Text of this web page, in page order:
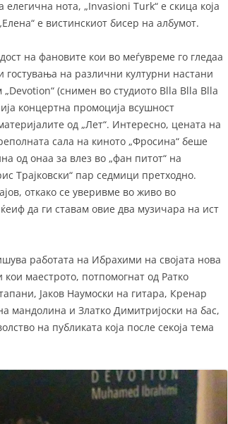
елегична нота, „Invasioni Turk“ е скица која
е вистинскиот бисер на албумот.
на фановите кои во меѓувреме го гледаа
на различни културни настани
(снимен во студиото Blla Blla Blla
концертна промоција всушност
од „Лет“. Интересно, цената на
сала на киното „Фросина“ беше
од онаа за влез во „фан питот“ на
Трајковски“ пар седмици претходно.
откако се уверивме во живо во
да ги ставам овие два музичара на ист
работата на Ибрахими на својата нова
маестрото, потпомогнат од Ратко
Јаков Наумоски на гитара, Кренар
мандолина и Златко Димитријоски на бас,
на публиката која после секоја тема